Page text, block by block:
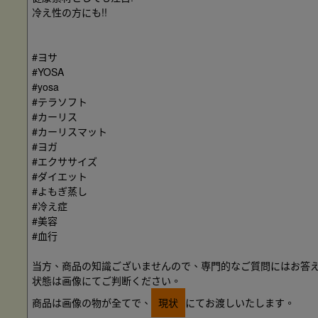
冷え性の方にも!!
#ヨサ
#YOSA
#yosa
#テラソフト
#カーリス
#カーリスマット
#ヨガ
#エクササイズ
#ダイエット
#よもぎ蒸し
#冷え症
#美容
#血行
当方、商品の知識ございませんので、専門的なご質問にはお答
状態は画像にてご判断ください。
商品は画像の物が全てで、
現状 にてお渡しいたします。